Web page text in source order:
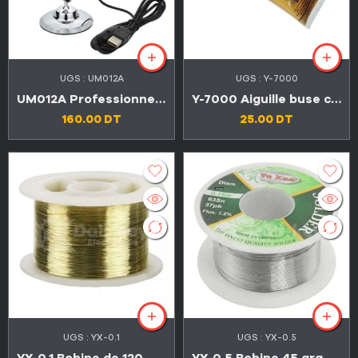
UGS : UM012A
UM012A Professionnel microscope numérique USB avec 8 LED et zoom 0 -1600X
160.00 DT
UGS : Y-7000
Y-7000 Aiguille buse colle adhésive original pour smart phones 110ml
25.00 DT
UGS : YX-0.1 UGS : YX-0.5